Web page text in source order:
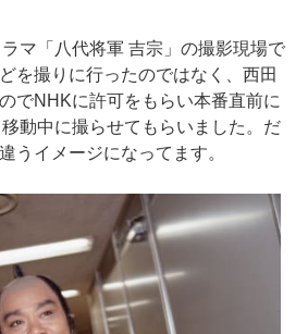
マ「八代将軍 吉宗」の撮影現場で
を撮りに行ったのではなく、西田
でNHKに許可をもらい本番直前に
動中に撮らせてもらいました。だ
うイメージになってます。